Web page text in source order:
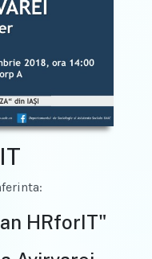
HRforIT"